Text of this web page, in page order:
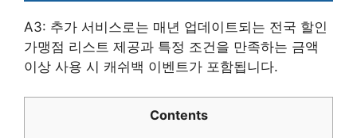
A3: 추가 서비스로는 매년 업데이트되는 전국 할인
가맹점 리스트 제공과 특정 조건을 만족하는 금액
이상 사용 시 캐쉬백 이벤트가 포함됩니다.
Contents